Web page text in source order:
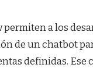
a los
de un chatbot
definidas. Ese